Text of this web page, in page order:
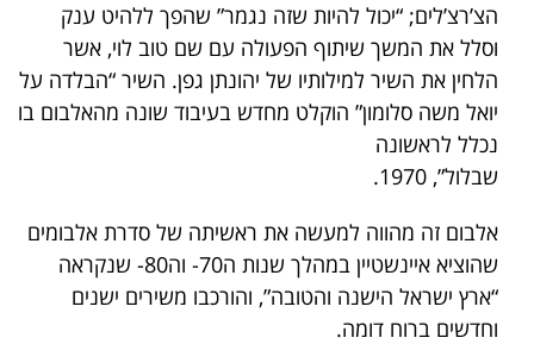
הצ’רצ’לים; “יכול להיות שזה נגמר” שהפך ללהיט ענק
וסלל את המשך שיתוף הפעולה עם שם טוב לוי, אשר
הלחין את השיר למילותיו של יהונתן גפן. השיר “הבלדה על
יואל משה סלומון” הוקלט מחדש בעיבוד שונה מהאלבום בו
נכלל לראשונה
שבלול”, 1970.
אלבום זה מהווה למעשה את ראשיתה של סדרת אלבומים
שהוציא איינשטיין במהלך שנות ה70- וה80- שנקראה
“ארץ ישראל הישנה והטובה”, והורכבו משירים ישנים
וחדשים ברוח דומה.